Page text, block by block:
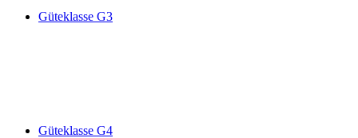
Güteklasse G3
Güteklasse G4